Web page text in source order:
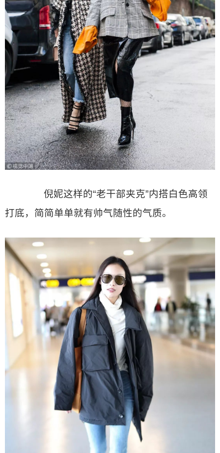
倪妮这样的“老干部夹克”内搭白色高领
打底，简简单单就有帅气随性的气质。